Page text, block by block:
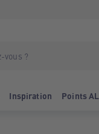
Inspiration Points